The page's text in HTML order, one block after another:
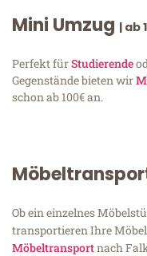
Mini Umzug | ab
Perfekt fürStudierende
Gegenstände bieten wir
schon ab 100€ an.
Ob ein einzelnes
transportieren Ihre
Möbeltransportnach